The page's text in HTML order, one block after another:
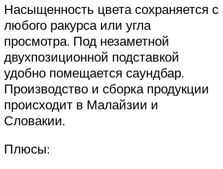
Насыщенность цвета сохраняется с
любого ракурса или угла
просмотра. Под незаметной
двухпозиционной подставкой
удобно помещается саундбар.
Производство и сборка продукции
происходит в Малайзии и
Словакии.
Плюсы: